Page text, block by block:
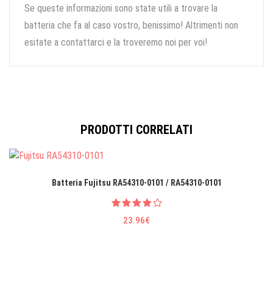
Se queste informazioni sono state utili a trovare la
batteria che fa al caso vostro, benissimo! Altrimenti non
esitate a contattarci e la troveremo noi per voi!
PRODOTTI CORRELATI
Batteria Fujitsu RA54310-0101 / RA54310-0101
23.96€